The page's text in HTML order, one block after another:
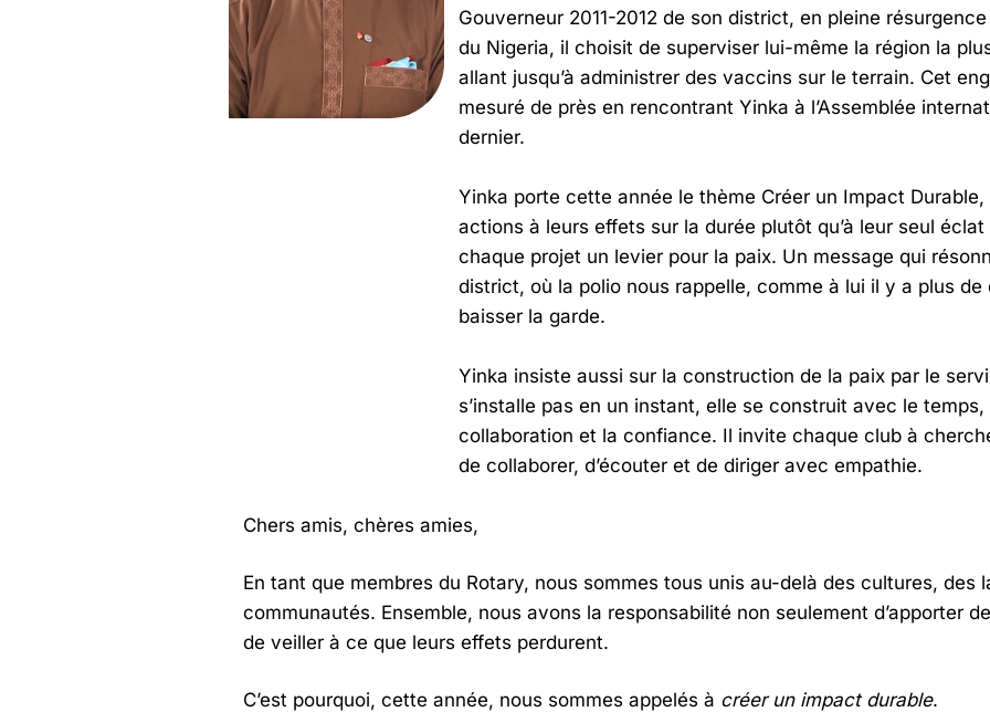
Gouverneur 2011-2012 de son district, en pleine
du Nigeria, il choisit de superviser lui-même la région la
allant jusqu’à administrer des vaccins sur le terrain. Cet
mesuré de près en rencontrant Yinka à l’Assemblée
dernier.
Yinka porte cette année le thème Créer un Impact
actions à leurs effets sur la durée plutôt qu’à leur seul
chaque projet un levier pour la paix. Un message qui
district, où la polio nous rappelle, comme à lui il y a plus de
baisser la garde.
Yinka insiste aussi sur la construction de la paix par le
s’installe pas en un instant, elle se construit avec le
collaboration et la confiance. Il invite chaque club à
de collaborer, d’écouter et de diriger avec empathie.
Chers amis, chères amies,
En tant que membres du Rotary, nous sommes tous unis au-delà des cultures, des
communautés. Ensemble, nous avons la responsabilité non seulement d’apporter
de veiller à ce que leurs effets perdurent.
C’est pourquoi, cette année, nous sommes appelés à créer un impact durable.